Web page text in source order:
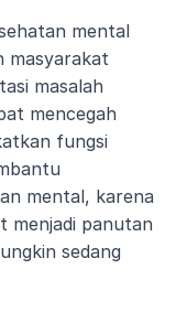
mental
masyarakat
masalah
mencegah
fungsi
mental, karena
menjadi panutan
sedang